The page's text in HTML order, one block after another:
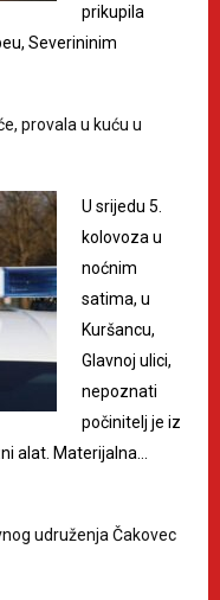
prikupila
Severininim
provala u kuću u
U srijedu 5.
kolovoza u
noćnim
satima, u
Kuršancu,
Glavnoj ulici,
nepoznati
počinitelj je iz
alat. Materijalna…
udruženja Čakovec